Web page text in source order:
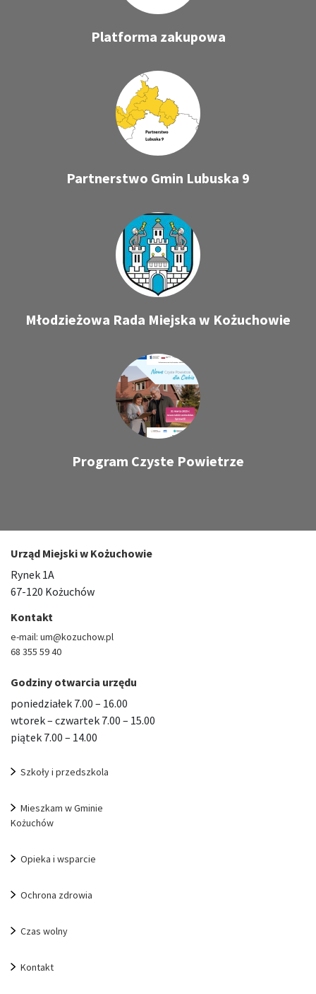
Platforma zakupowa
Partnerstwo Gmin Lubuska 9
Młodzieżowa Rada Miejska w Kożuchowie
Program Czyste Powietrze
Urząd Miejski w Kożuchowie
Rynek 1A
67-120 Kożuchów
Kontakt
e-mail: um@kozuchow.pl
68 355 59 40
Godziny otwarcia urzędu
poniedziałek 7.00 – 16.00
wtorek – czwartek 7.00 – 15.00
piątek 7.00 – 14.00
Szkoły i przedszkola
Mieszkam w Gminie
Kożuchów
Opieka i wsparcie
Ochrona zdrowia
Czas wolny
Kontakt